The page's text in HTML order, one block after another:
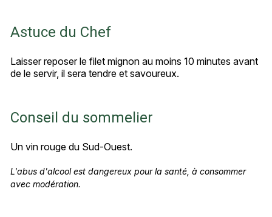
Astuce du Chef
Laisser reposer le filet mignon au moins 10 minutes avant
de le servir, il sera tendre et savoureux.
Conseil du sommelier
Un vin rouge du Sud-Ouest.
L'abus d'alcool est dangereux pour la santé, à consommer
avec modération.